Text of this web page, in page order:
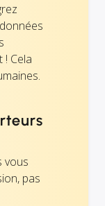
Cela
vous
pas